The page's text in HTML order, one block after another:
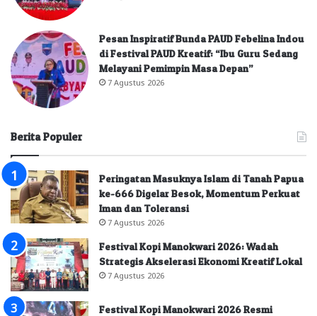
Pesan Inspiratif Bunda PAUD Febelina Indou
di Festival PAUD Kreatif: “Ibu Guru Sedang
Melayani Pemimpin Masa Depan”
7 Agustus 2026
Berita Populer
Peringatan Masuknya Islam di Tanah Papua
ke-666 Digelar Besok, Momentum Perkuat
Iman dan Toleransi
7 Agustus 2026
Festival Kopi Manokwari 2026: Wadah
Strategis Akselerasi Ekonomi Kreatif Lokal
7 Agustus 2026
Festival Kopi Manokwari 2026 Resmi